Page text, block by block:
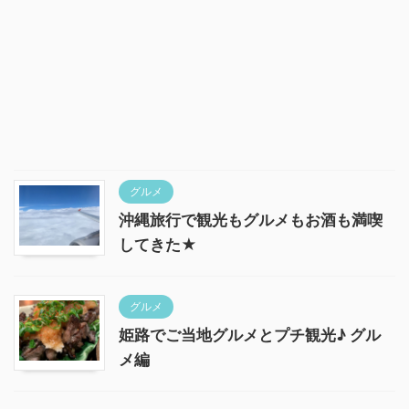
グルメ
沖縄旅行で観光もグルメもお酒も満喫
してきた★
グルメ
姫路でご当地グルメとプチ観光♪ グル
メ編